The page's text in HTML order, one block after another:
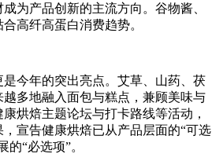
为产品创新的主流方向。谷物酱、
高纤高蛋白消费趋势。
今年的突出亮点。艾草、山药、茯
多地融入面包与糕点，兼顾美味与
烘焙主题论坛与打卡路线等活动，
宣告健康烘焙已从产品层面的“可选
的“必选项”。